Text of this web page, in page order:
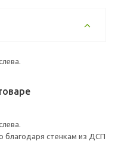
благодаря стенкам из ДСП